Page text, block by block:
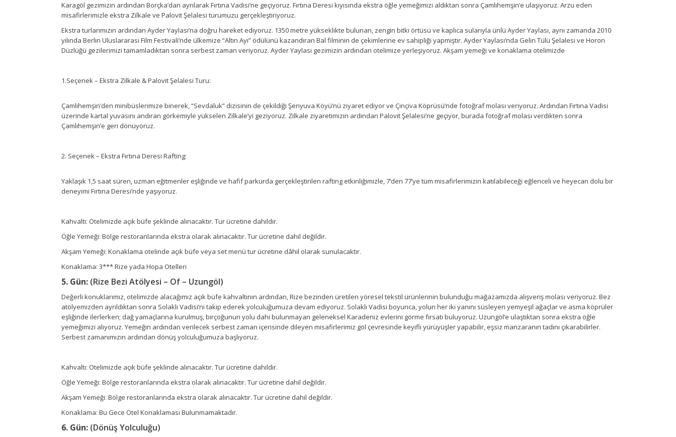
Karagöl gezimizin ardından Borçka’dan ayrılarak Fırtına Vadisi’ne geçiyoruz. Fırtına Deresi kıyısında ekstra öğle yemeğimizi aldıktan sonra Çamlıhemşin’e ulaşıyoruz. Arzu eden
misafirlerimizle ekstra Zilkale ve Palovit Şelalesi turumuzu gerçekleştiriyoruz.
Ekstra turlarımızın ardından Ayder Yaylası’na doğru hareket ediyoruz. 1350 metre yükseklikte bulunan, zengin bitki örtüsü ve kaplıca sularıyla ünlü Ayder Yaylası, aynı zamanda 2010
yılında Berlin Uluslararası Film Festivali’nde ülkemize “Altın Ayı” ödülünü kazandıran Bal filminin de çekimlerine ev sahipliği yapmıştır. Ayder Yaylası’nda Gelin Tülü Şelalesi ve Horon
Düzlüğü gezilerimizi tamamladıktan sonra serbest zaman veriyoruz. Ayder Yaylası gezimizin ardından otelimize yerleşiyoruz. Akşam yemeği ve konaklama otelimizde
1.Seçenek – Ekstra Zilkale & Palovit Şelalesi Turu:
Çamlıhemşin’den minibüslerimize binerek, “Sevdaluk” dizisinin de çekildiği Şenyuva Köyü’nü ziyaret ediyor ve Çinçiva Köprüsü’nde fotoğraf molası veriyoruz. Ardından Fırtına Vadisi
üzerinde kartal yuvasını andıran görkemiyle yükselen Zilkale’yi geziyoruz. Zilkale ziyaretimizin ardından Palovit Şelalesi’ne geçiyor, burada fotoğraf molası verdikten sonra
Çamlıhemşin’e geri dönüyoruz.
2. Seçenek – Ekstra Fırtına Deresi Rafting:
Yaklaşık 1,5 saat süren, uzman eğitmenler eşliğinde ve hafif parkurda gerçekleştirilen rafting etkinliğimizle, 7’den 77’ye tüm misafirlerimizin katılabileceği eğlenceli ve heyecan dolu bir
deneyimi Fırtına Deresi’nde yaşıyoruz.
Kahvaltı: Otelimizde açık büfe şeklinde alınacaktır. Tur ücretine dahildir.
Öğle Yemeği: Bölge restoranlarında ekstra olarak alınacaktır. Tur ücretine dahil değildir.
Akşam Yemeği: Konaklama otelinde açık büfe veya set menü tur ücretine dâhil olarak sunulacaktır.
Konaklama: 3*** Rize yada Hopa Otelleri
5. Gün: (Rize Bezi Atölyesi – Of – Uzungöl)
Değerli konuklarımız, otelimizde alacağımız açık büfe kahvaltının ardından, Rize bezinden üretilen yöresel tekstil ürünlerinin bulunduğu mağazamızda alışveriş molası veriyoruz. Bez
atölyemizden ayrıldıktan sonra Solaklı Vadisi’ni takip ederek yolculuğumuza devam ediyoruz. Solaklı Vadisi boyunca, yolun her iki yanını süsleyen yemyeşil ağaçlar ve asma köprüler
eşliğinde ilerlerken; dağ yamaçlarına kurulmuş, birçoğunun yolu dahi bulunmayan geleneksel Karadeniz evlerini görme fırsatı buluyoruz. Uzungöl’e ulaştıktan sonra ekstra öğle
yemeğimizi alıyoruz. Yemeğin ardından verilecek serbest zaman içerisinde dileyen misafirlerimiz göl çevresinde keyifli yürüyüşler yapabilir, eşsiz manzaranın tadını çıkarabilirler.
Serbest zamanımızın ardından dönüş yolculuğumuza başlıyoruz.
Kahvaltı: Otelimizde açık büfe şeklinde alınacaktır. Tur ücretine dahildir.
Öğle Yemeği: Bölge restoranlarında ekstra olarak alınacaktır. Tur ücretine dahil değildir.
Akşam Yemeği: Bölge restoranlarında ekstra olarak alınacaktır. Tur ücretine dahil değildir.
Konaklama: Bu Gece Otel Konaklaması Bulunmamaktadır.
6. Gün: (Dönüş Yolculuğu)